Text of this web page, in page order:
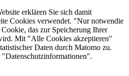
erklären Sie sich damit
Cookies verwendet. "Nur notwendie
das zur Speicherung Ihrer
Mit "Alle Cookies akzeptieren"
Daten durch Matomo zu.